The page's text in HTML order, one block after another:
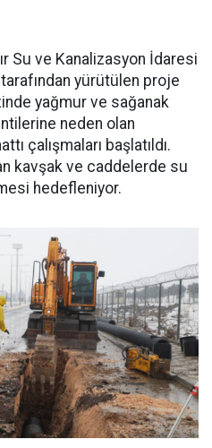
Su ve Kanalizasyon İdaresi
yürütülen proje
yağmur ve sağanak
neden olan
çalışmaları başlatıldı.
kavşak ve caddelerde su
hedefleniyor.